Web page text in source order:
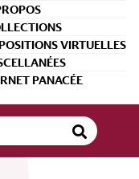
VIRTUELLES
PANACÉE